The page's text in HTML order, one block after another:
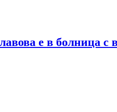
е в болница с